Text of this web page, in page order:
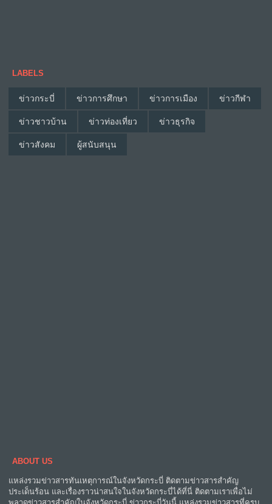
LABELS
ข่าวกระบี่ ข่าวการศึกษา ข่าวการเมือง ข่าวกีฬา
ข่าวชาวบ้าน ข่าวท่องเที่ยว ข่าวธุรกิจ
ข่าวสังคม ผู้สนับสนุน
ABOUT US
แหล่งรวมข่าวสารทันเหตุการณ์ในจังหวัดกระบี่ ติดตามข่าวสารสำคัญ
ประเด็นร้อน และเรื่องราวน่าสนใจในจังหวัดกระบี่ได้ที่นี่ ติดตามเราเพื่อไม่